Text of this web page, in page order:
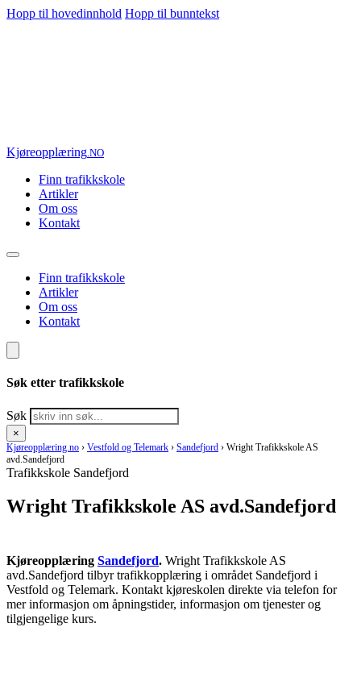
Hopp til hovedinnhold Hopp til bunntekst
Kjøreopplæring.NO
Finn trafikkskole
Artikler
Om oss
Kontakt
Finn trafikkskole
Artikler
Om oss
Kontakt
Søk etter trafikkskole
Søk
×
Kjøreopplæring.no › Vestfold og Telemark › Sandefjord › Wright Trafikkskole AS
avd.Sandefjord
Trafikkskole Sandefjord
Wright Trafikkskole AS avd.Sandefjord
Kjøreopplæring Sandefjord. Wright Trafikkskole AS
avd.Sandefjord tilbyr trafikkopplæring i området Sandefjord i
Vestfold og Telemark. Kontakt kjøreskolen direkte via telefon for
mer informasjon om åpningstider, informasjon om tjenester og
tilgjengelige kurs.